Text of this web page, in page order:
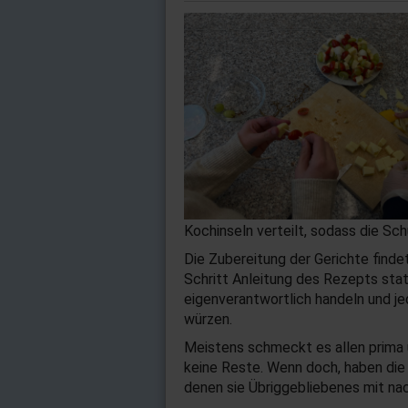
Kochinseln verteilt, sodass die
Die Zubereitung der Gerichte
Schritt Anleitung des Rezepts
eigenverantwortlich handeln und
würzen.
Meistens schmeckt es allen prima
keine Reste. Wenn doch, haben
denen sie Übriggebliebenes mit